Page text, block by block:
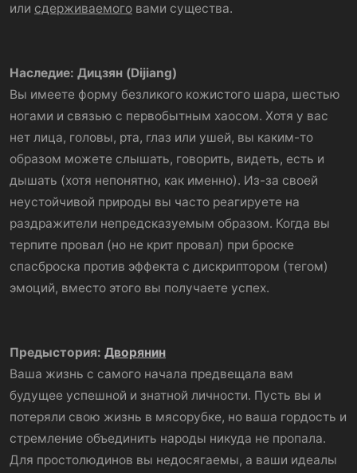
или сдерживаемого вами существа.
Наследие: Дицзян (Dijiang)
Вы имеете форму безликого кожистого шара, шестью
ногами и связью с первобытным хаосом. Хотя у вас
нет лица, головы, рта, глаз или ушей, вы каким-то
образом можете слышать, говорить, видеть, есть и
дышать (хотя непонятно, как именно). Из-за своей
неустойчивой природы вы часто реагируете на
раздражители непредсказуемым образом. Когда вы
терпите провал (но не крит провал) при броске
спасброска против эффекта с дискриптором (тегом)
эмоций, вместо этого вы получаете успех.
Предыстория: Дворянин
Ваша жизнь с самого начала предвещала вам
будущее успешной и знатной личности. Пусть вы и
потеряли свою жизнь в мясорубке, но ваша гордость и
стремление объединить народы никуда не пропала.
Для простолюдинов вы недосягаемы, а ваши идеалы